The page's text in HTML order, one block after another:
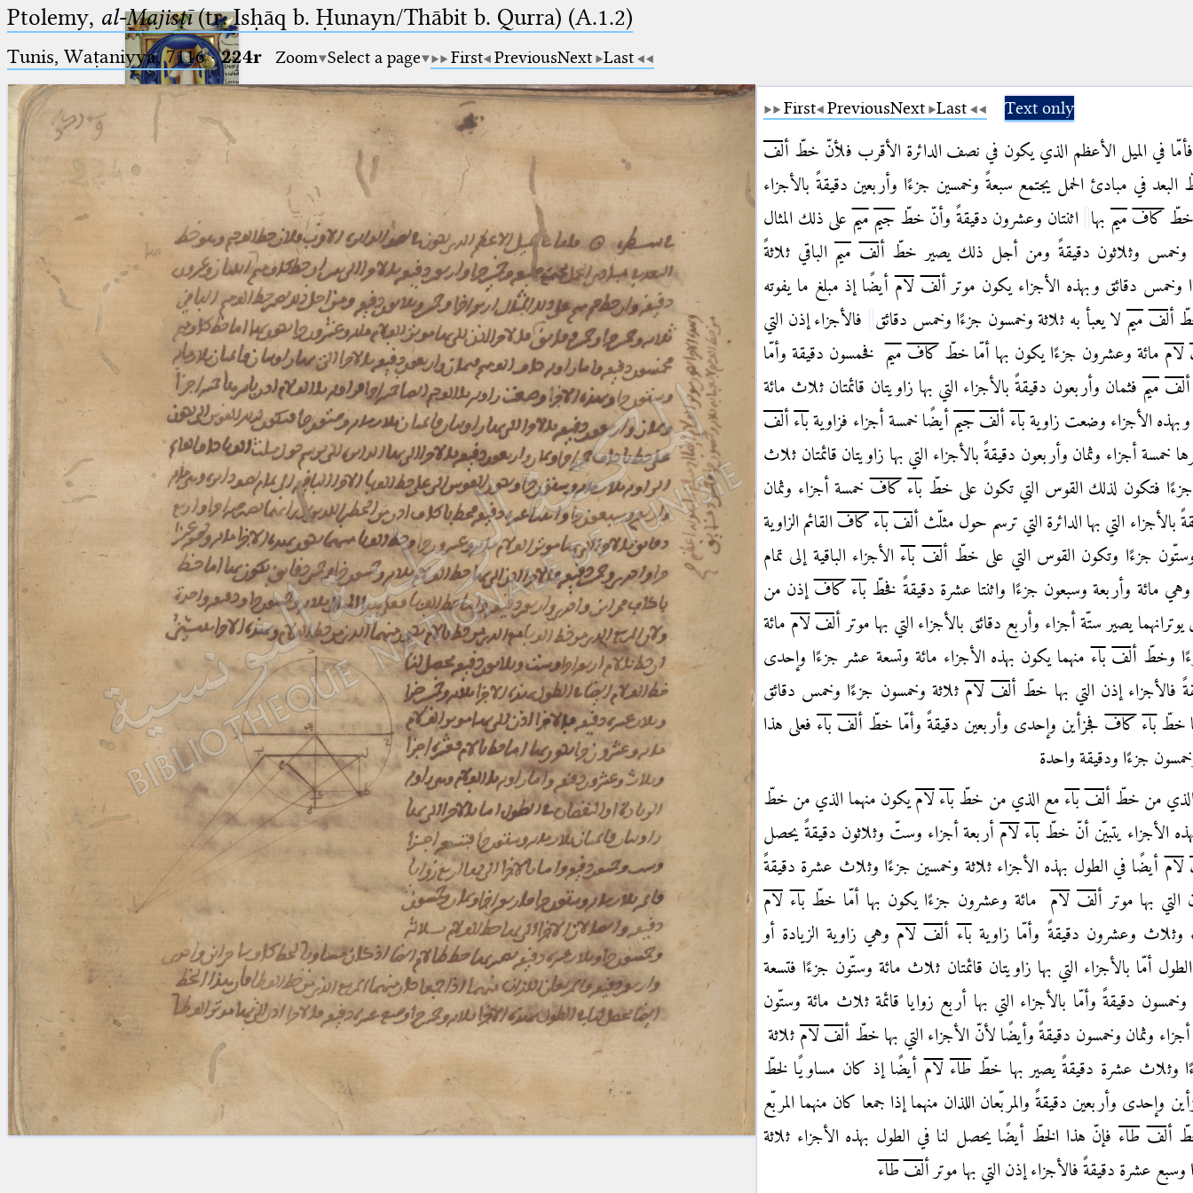
Ptolemaeus
Arabus et Latinus
(the underscore) is the placeholder
for exactly one character.
(the percent sign) is the
placeholder for no, one or more
(two percent signs) is the
placeholder for no, one or more
than one character, but not for
blank space (so that a search ends
at word boundaries).
🔎︎
Start
Project
Team
News
Jobs
Publications
Conference
Arabic Works
Arabic Manuscripts
Latin Works
Latin Manuscripts
Latin Early Prints
Images
Texts
beta Glossary
Resources
Licenses FAQ · Contact·
Impressum
Privacy· 2013
Print 🖨
Ptolemy, al-Majisṭī(tr. Isḥāq b. Ḥunayn/Thābit b. Qurra) (A.1.2)
Tunis, Waṭaniyya, 7116·224r Zoom Select a page First PreviousNext Last
First PreviousNext Last Text only
في الميل الأعظم الذي يكون في نصف الدائرة الأقرب فلأنّ خطّ ألف
البعد في مبادئ الحمل يجتمع سبعةً وخمسين جزءًا وأربعين دقيقةً بالأجزاء
خطّ كاف ميم بها اثنتان وعشرون دقيقةً وأنّ خطّ جيم ميم على ذلك المثال
وخمس وثلاثون دقيقةً ومن أجل ذلك يصير خطّ ألف ميم الباقي ثلاثةً
وخمس دقائق وبهذه الأجزاء يكون موتر ألف لام أيضًا إذ مبلغ ما يفوته
ألف ميم لا يعبأ به ثلاثة وخمسون جزءًا وخمس دقائق
فالأجزاء إذن التي
لام مائة وعشرون جزءًا يكون بها أمّا خطّ كاف ميم
فخمسون دقيقة وأمّا
ألف ميم فثمان وأربعون دقيقةً بالأجزاء التي بها زاويتان قائمتان ثلاث مائة
الأجزاء وضعت زاوية باء ألف جيم أيضًا خمسة أجزاء فزاوية باء ألف
خمسة أجزاء وثمان وأربعون دقيقةً بالأجزاء التي بها زاويتان قائمتان ثلاث
فتكون لذلك القوس التي تكون على خطّ باء كاف خمسة أجزاء وثمان
بالأجزاء التي بها الدائرة التي ترسم حول مثلّث ألف باء كاف القائم الزاوية
جزءًا وتكون القوس التي على خطّ ألف باء الأجزاء الباقية إلى تمام
مائة وأربعة وسبعون جزءًا واثنتا عشرة دقيقةً فخطّ باء كاف إذن من
يوترانهما يصير ستّة أجزاء وأربع دقائق بالأجزاء التي بها موتر ألف لام مائة
وخطّ ألف باء منهما يكون بهذه الأجزاء مائة وتسعة عشر جزءًا وإحدى
فالأجزاء إذن التي بها خطّ ألف لام ثلاثة وخمسون جزءًا وخمس دقائق
خطّ باء كاف فجزأين وإحدى وأربعين دقيقةً وأمّا خطّ ألف باء فعلى هذا
وخمسون جزءًا ودقيقة واحدة
الذي من خطّ ألف باء مع الذي من خطّ باء لام يكون منهما الذي من خطّ
الأجزاء يتبيّن أنّ خطّ باء لام أربعة أجزاء وستّ وثلاثون دقيقةً يحصل
لام أيضًا في الطول بهذه الأجزاء ثلاثة وخمسين جزءًا وثلاث عشرة دقيقةً
بها موتر ألف لام مائة وعشرون جزءًا يكون بها أمّا خطّ باء لام
وثلاث وعشرون دقيقةً وأمّا زاوية باء ألف لام وهي زاوية الزيادة أو
أمّا بالأجزاء التي بها زاويتان قائمتان ثلاث مائة وستّون جزءًا فتسعة
دقيقةً وأمّا بالأجزاء التي بها أربع زوايا قائمة ثلاث مائة وستّون
وثمان وخمسون دقيقةً وأيضًا لأنّ الأجزاء التي بها خطّ ألف لام ثلاثة
وثلاث عشرة دقيقةً يصير بها خطّ طاء لام أيضًا إذ كان مساويًا لخطّ
وإحدى وأربعين دقيقةً والمربّعان اللذان منهما إذا جمعا كان منهما المربّع
ألف طاء فإنّ هذا الخطّ أيضًا يحصل لنا في الطول بهذه الأجزاء ثلاثة
عشرة دقيقةً فالأجزاء إذن التي بها موتر ألف طاء